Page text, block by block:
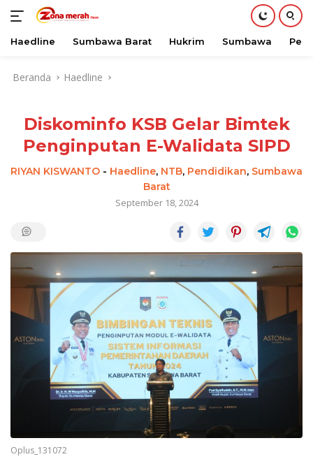
Haedline Sumbawa Barat Hukrim Sumbawa
Beranda Haedline
Diskominfo KSB Gelar Bimtek
Penginputan E-Walidata SIPD
RIYAN KISWANTO - Haedline, NTB, Pendidikan, Sumbawa
Barat
September 18, 2024
Oplus_131072